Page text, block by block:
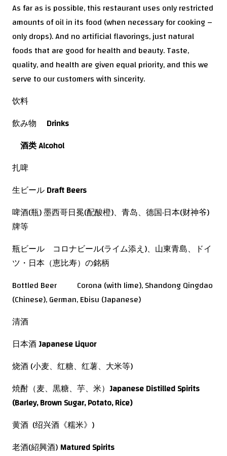
As far as is possible, this restaurant uses only restricted
amounts of oil in its food (when necessary for cooking –
only drops). And no artificial flavorings, just natural
foods that are good for health and beauty. Taste,
quality, and health are given equal priority, and this we
serve to our customers with sincerity.
饮料
飲み物 Drinks
酒类Alcohol
扎啤
生ビールDraft Beers
啤酒(瓶) 墨西哥日冕(配酸橙)、青岛、德国·日本(财神爷)
牌等
瓶ビール コロナビール(ライム添え)、山東青島、ドイ
ツ・日本（恵比寿）の銘柄
Bottled Beer Corona (with lime), Shandong Qingdao
(Chinese), German, Ebisu (Japanese)
清酒
日本酒Japanese Liquor
烧酒 (小麦、红糖、红薯、大米等)
焼酎（麦、黒糖、芋、米） Japanese Distilled Spirits
(Barley, Brown Sugar, Potato, Rice)
黄酒 (绍兴酒《糯米》)
老酒(紹興酒) Matured Spirits